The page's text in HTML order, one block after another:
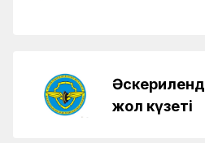
жол күзеті